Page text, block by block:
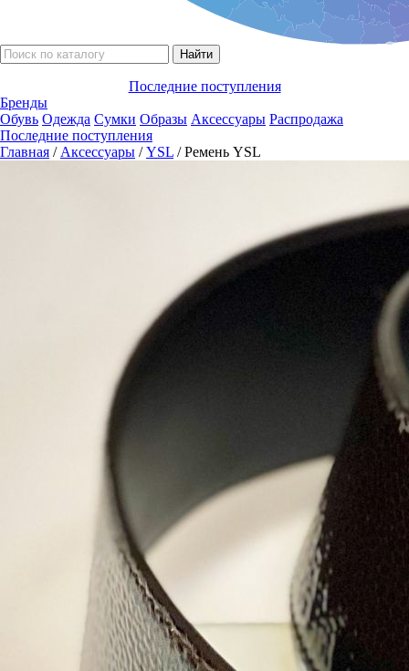
Последние поступления
Бренды
Обувь Одежда Сумки Образы Аксессуары Распродажа
Последние поступления
Главная / Аксессуары /YSL / Ремень YSL